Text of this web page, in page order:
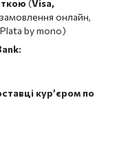
(Visa,
онлайн,
by mono)
кур’єром по